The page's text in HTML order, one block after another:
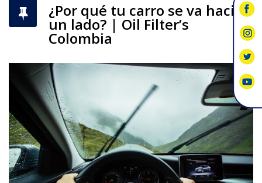
¿Por qué tu carro se va hacia
un lado? | Oil Filter’s
Colombia